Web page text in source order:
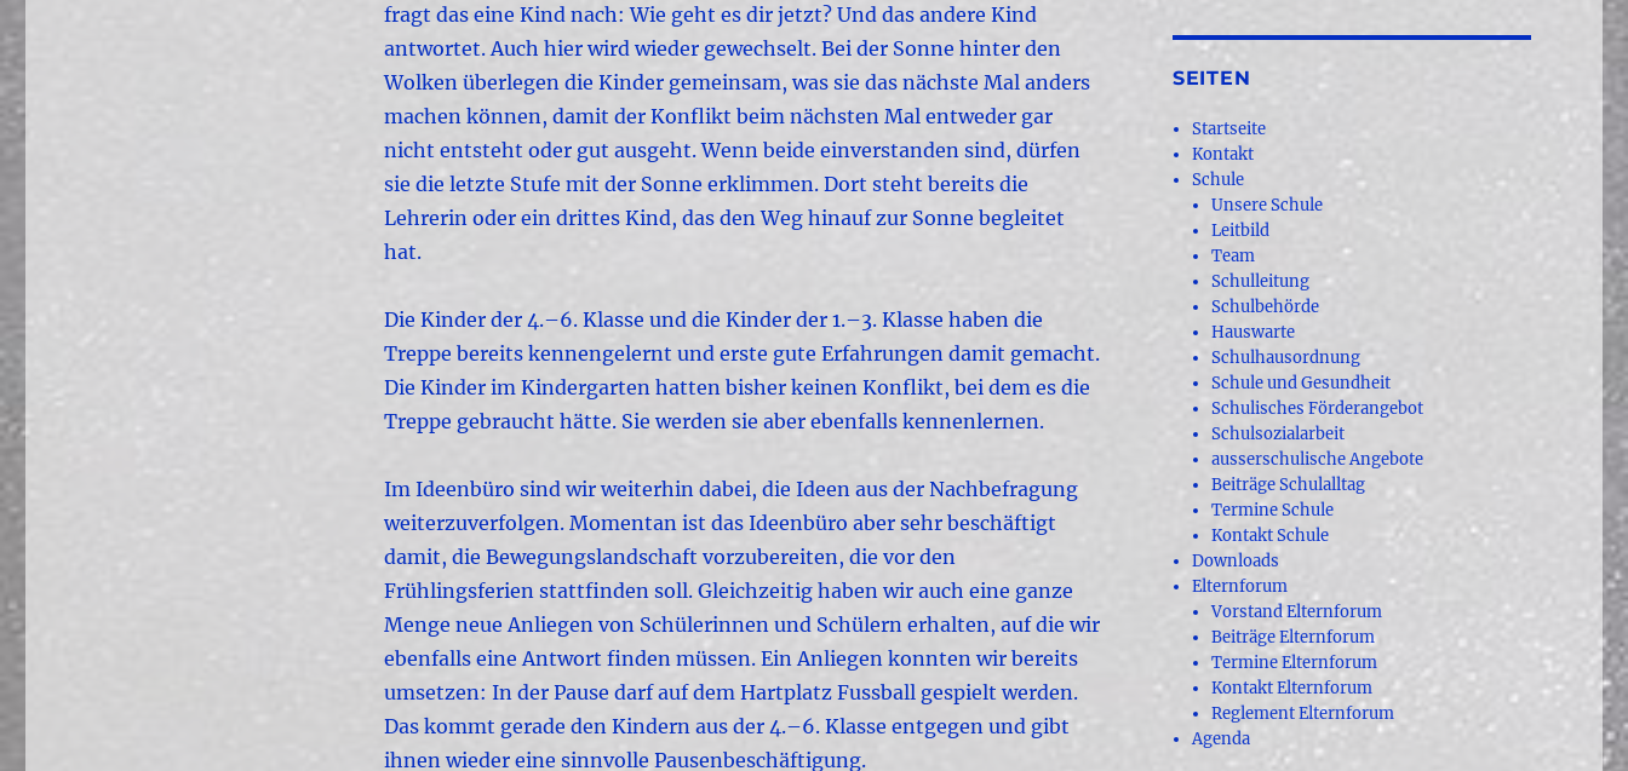
fragt das eine Kind nach: Wie geht es dir jetzt? Und das andere Kind
antwortet. Auch hier wird wieder gewechselt. Bei der Sonne hinter den
Wolken überlegen die Kinder gemeinsam, was sie das nächste Mal anders
machen können, damit der Konflikt beim nächsten Mal entweder gar
nicht entsteht oder gut ausgeht. Wenn beide einverstanden sind, dürfen
sie die letzte Stufe mit der Sonne erklimmen. Dort steht bereits die
Lehrerin oder ein drittes Kind, das den Weg hinauf zur Sonne begleitet
hat.
Die Kinder der 4.–6. Klasse und die Kinder der 1.–3. Klasse haben die
Treppe bereits kennengelernt und erste gute Erfahrungen damit gemacht.
Die Kinder im Kindergarten hatten bisher keinen Konflikt, bei dem es die
Treppe gebraucht hätte. Sie werden sie aber ebenfalls kennenlernen.
Im Ideenbüro sind wir weiterhin dabei, die Ideen aus der Nachbefragung
weiterzuverfolgen. Momentan ist das Ideenbüro aber sehr beschäftigt
damit, die Bewegungslandschaft vorzubereiten, die vor den
Frühlingsferien stattfinden soll. Gleichzeitig haben wir auch eine ganze
Menge neue Anliegen von Schülerinnen und Schülern erhalten, auf die wir
ebenfalls eine Antwort finden müssen. Ein Anliegen konnten wir bereits
umsetzen: In der Pause darf auf dem Hartplatz Fussball gespielt werden.
Das kommt gerade den Kindern aus der 4.–6. Klasse entgegen und gibt
ihnen wieder eine sinnvolle Pausenbeschäftigung.
SEITEN
Startseite
Kontakt
Schule
Unsere Schule
Leitbild
Team
Schulleitung
Schulbehörde
Hauswarte
Schulhausordnung
Schule und Gesundheit
Schulisches Förderangebot
Schulsozialarbeit
ausserschulische Angebote
Beiträge Schulalltag
Termine Schule
Kontakt Schule
Downloads
Elternforum
Vorstand Elternforum
Beiträge Elternforum
Termine Elternforum
Kontakt Elternforum
Reglement Elternforum
Agenda